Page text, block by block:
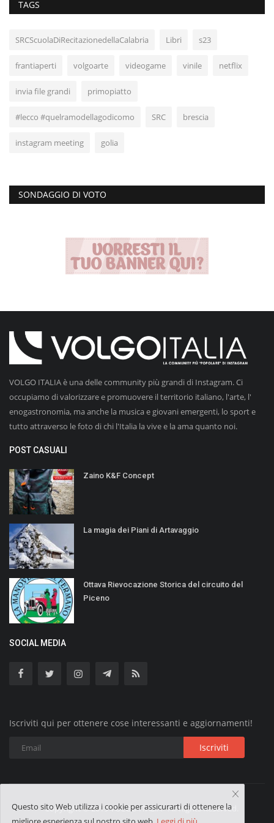
TAGS
SRCScuolaDiRecitazionedellaCalabria Libri s23
frantiaperti volgoarte videogame vinile netflix
invia file grandi primopiatto
#lecco #quelramodellagodicomo SRC brescia
instagram meeting golia
SONDAGGIO DI VOTO
VOLGO ITALIA è una delle community più grandi di Instagram. Ci
occupiamo di valorizzare e promuovere il territorio italiano, l'arte, l'
enogastronomia, ma anche la musica e giovani emergenti, lo sport e
tutto attraverso le foto di chi l'Italia la vive e la ama quanto noi.
POST CASUALI
Zaino K&F Concept
La magia dei Piani di Artavaggio
Ottava Rievocazione Storica del circuito del
Piceno
SOCIAL MEDIA
Iscriviti qui per ottenere cose interessanti e aggiornamenti!
Iscriviti
Copyright © 2019 VOLGO ITALIA - All Rights Reserved.
Questo sito Web utilizza i cookie per assicurarti di ottenere la